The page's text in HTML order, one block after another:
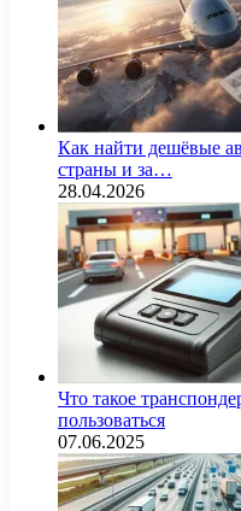
Как найти дешёвые
страны и за…
28.04.2026
Что такое
пользоваться
07.06.2025